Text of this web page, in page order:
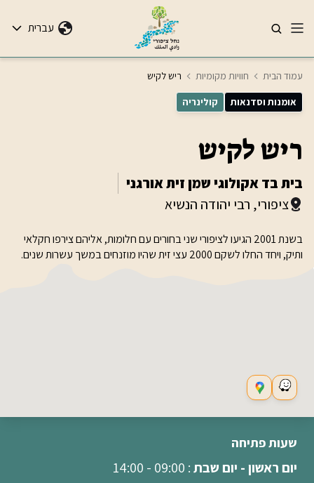
עברית
עמוד הבית חוויות מקומיות ריש לקיש
אומנות וסדנאות קולינריה
ריש לקיש
בית בד אקולוגי שמן זית אורגני
ציפורי, רבי יהודה הנשיא
בשנת 2001 הגיעו לציפורי שני בחורים עם חלומות, אליהם צירפו חקלאי
ותיק, ויחד החלו לשקם 2000 עצי זית שהיו מוזנחים במשך עשרות שנים.
שעות פתיחה
יום ראשון - יום שבת: 09:00 - 14:00